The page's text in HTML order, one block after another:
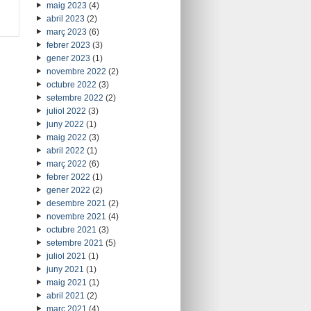
maig 2023 (4)
abril 2023 (2)
març 2023 (6)
febrer 2023 (3)
gener 2023 (1)
novembre 2022 (2)
octubre 2022 (3)
setembre 2022 (2)
juliol 2022 (3)
juny 2022 (1)
maig 2022 (3)
abril 2022 (1)
març 2022 (6)
febrer 2022 (1)
gener 2022 (2)
desembre 2021 (2)
novembre 2021 (4)
octubre 2021 (3)
setembre 2021 (5)
juliol 2021 (1)
juny 2021 (1)
maig 2021 (1)
abril 2021 (2)
març 2021 (4)